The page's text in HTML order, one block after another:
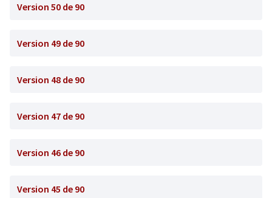
Version 50 de 90
Version 49 de 90
Version 48 de 90
Version 47 de 90
Version 46 de 90
Version 45 de 90